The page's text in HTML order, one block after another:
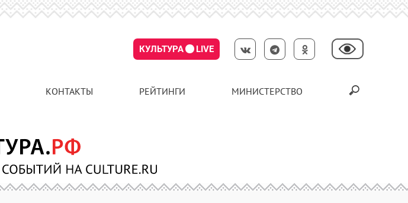
КУЛЬТУРА LIVE
КОНТАКТЫ РЕЙТИНГИ МИНИСТЕРСТВО